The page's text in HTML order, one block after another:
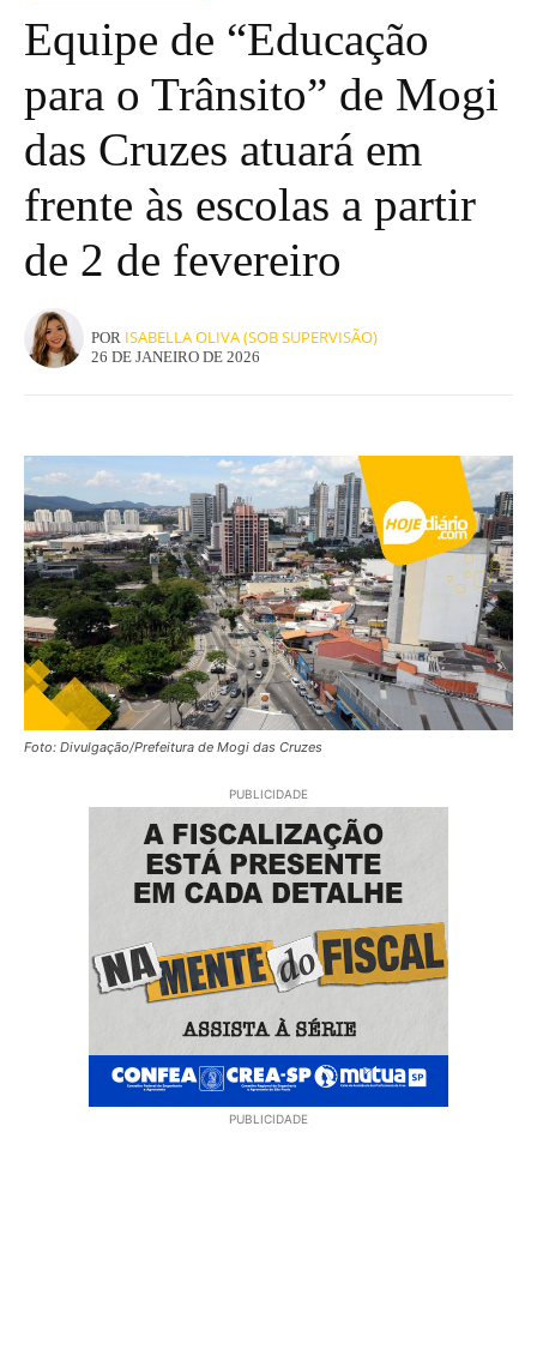
Equipe de “Educação
para o Trânsito” de Mogi
das Cruzes atuará em
frente às escolas a partir
de 2 de fevereiro
POR ISABELLA OLIVA (SOB SUPERVISÃO)
26 DE JANEIRO DE 2026
Foto: Divulgação/Prefeitura de Mogi das Cruzes
PUBLICIDADE
PUBLICIDADE